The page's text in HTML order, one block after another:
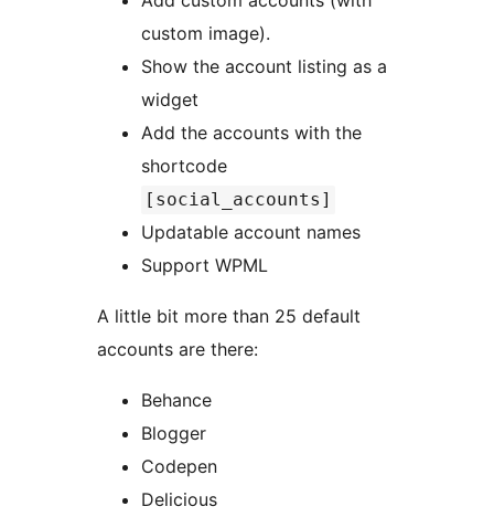
custom image).
Show the account listing as a
widget
Add the accounts with the
shortcode
[social_accounts]
Updatable account names
Support WPML
A little bit more than 25 default
accounts are there:
Behance
Blogger
Codepen
Delicious